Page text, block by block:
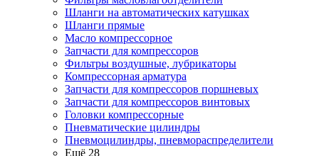
Шланги на автоматических катушках
Шланги прямые
Масло компрессорное
Запчасти для компрессоров
Фильтры воздушные, лубрикаторы
Компрессорная арматура
Запчасти для компрессоров поршневых
Запчасти для компрессоров винтовых
Головки компрессорные
Пневматические цилиндры
Пневмоцилиндры, пневмораспределители
Ещё 28